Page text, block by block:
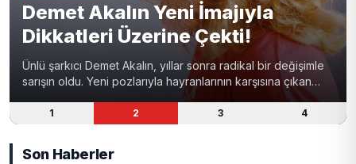
Demet Akalın Yeni İmajıyla
Dikkatleri Üzerine Çekti!
Ünlü şarkıcı Demet Akalın, yıllar sonra radikal bir değişimle
sarışın oldu. Yeni pozlarıyla hayranlarının karşısına çıkan
Akalın, dikkatleri üzerine topladı.
1 2 3 4
Son Haberler